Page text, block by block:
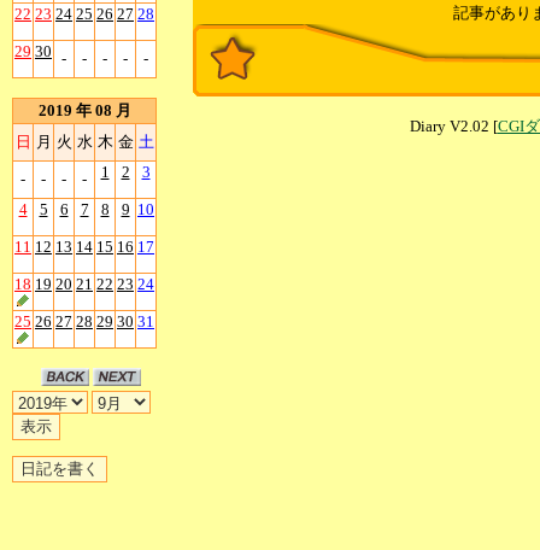
22 23 24 25 26 27 28
29 30 - - - - -
2019 年 08 月
日 月 火 水 木 金 土
- - - - 1 2 3
4 5 6 7 8 9 10
11 12 13 14 15 16 17
18 19 20 21 22 23 24
25 26 27 28 29 30 31
記事があり
Diary V2.02 [CGI